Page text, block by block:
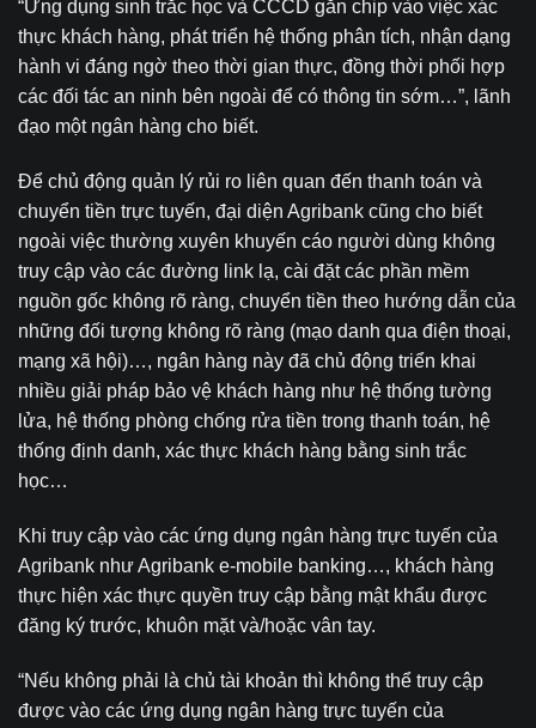
“Ứng dụng sinh trắc học và CCCD gắn chip vào việc xác
thực khách hàng, phát triển hệ thống phân tích, nhận dạng
hành vi đáng ngờ theo thời gian thực, đồng thời phối hợp
các đối tác an ninh bên ngoài để có thông tin sớm…”, lãnh
đạo một ngân hàng cho biết.
Để chủ động quản lý rủi ro liên quan đến thanh toán và
chuyển tiền trực tuyến, đại diện Agribank cũng cho biết
ngoài việc thường xuyên khuyến cáo người dùng không
truy cập vào các đường link lạ, cài đặt các phần mềm
nguồn gốc không rõ ràng, chuyển tiền theo hướng dẫn của
những đối tượng không rõ ràng (mạo danh qua điện thoại,
mạng xã hội)…, ngân hàng này đã chủ động triển khai
nhiều giải pháp bảo vệ khách hàng như hệ thống tường
lửa, hệ thống phòng chống rửa tiền trong thanh toán, hệ
thống định danh, xác thực khách hàng bằng sinh trắc
học…
Khi truy cập vào các ứng dụng ngân hàng trực tuyến của
Agribank như Agribank e-mobile banking…, khách hàng
thực hiện xác thực quyền truy cập bằng mật khẩu được
đăng ký trước, khuôn mặt và/hoặc vân tay.
“Nếu không phải là chủ tài khoản thì không thể truy cập
được vào các ứng dụng ngân hàng trực tuyến của